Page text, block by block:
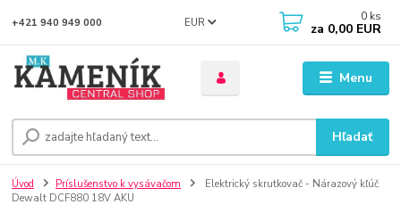
Menu
EUR
Hľadať
+421 940 949 000 0 ks
za 0,00 EUR
Úvod Príslušenstvo k vysávačom
Elektrický skrutkovač - Nárazový kľúč
Dewalt DCF880 18V AKU